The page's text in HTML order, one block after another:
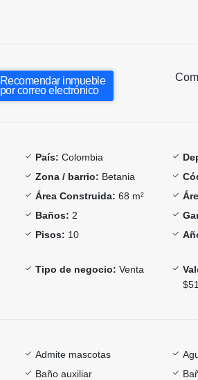
Recomendar inmueble
por correo electrónico
País: Colombia
Zona / barrio: Betania
Área Construida: 68 m²
Baños: 2
Pisos: 10
Tipo de negocio: Venta
Admite mascotas
Baño auxiliar